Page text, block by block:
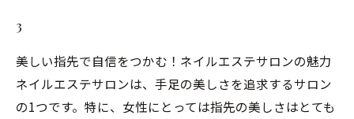
3
美しい指先で自信をつかむ！ネイルエステサロンの魅力
ネイルエステサロンは、手足の美しさを追求するサロン
の1つです。特に、女性にとっては指先の美しさはとても